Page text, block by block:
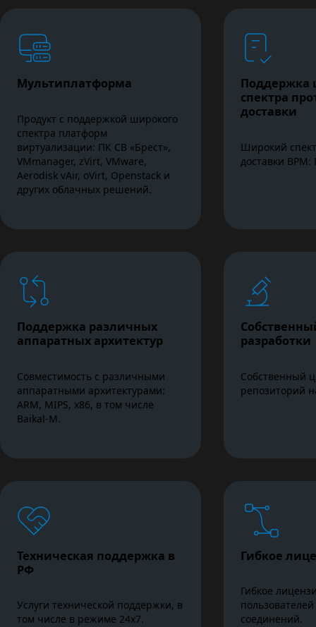
Мультиплатформа
Продукт с поддержкой широкого
спектра платформ
виртуализации: ПК СВ «Брест»,
VMmanager, zVirt, VMware,
Aerodisk vAir, oVirt, Openstack и
других облачных решений.
Поддержка
спектра
доставки
Широкий
доставки ВРМ:
Поддержка различных
аппаратных архитектур
Совместимость с различными
аппаратными архитектурами:
ARM, MIPS, x86, в том числе
Baikal-M.
разработки
Собственный
репозиторий
Техническая поддержка в
РФ
Услуги технической поддержки, в
том числе в режиме 24x7.
Гибкое
Гибкое
соединений.